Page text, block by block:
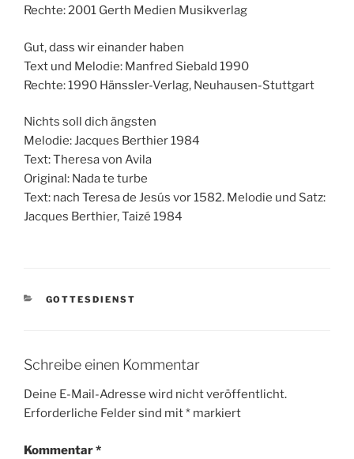
Rechte: 2001 Gerth Medien Musikverlag
Gut, dass wir einander haben
Text und Melodie: Manfred Siebald 1990
Rechte: 1990 Hänssler-Verlag, Neuhausen-Stuttgart
Nichts soll dich ängsten
Melodie: Jacques Berthier 1984
Text: Theresa von Avila
Original: Nada te turbe
Text: nach Teresa de Jesús vor 1582. Melodie und Satz:
Jacques Berthier, Taizé 1984
KATEGORIEN
GOTTESDIENST
Schreibe einen Kommentar
Deine E-Mail-Adresse wird nicht veröffentlicht.
Erforderliche Felder sind mit* markiert
Kommentar*